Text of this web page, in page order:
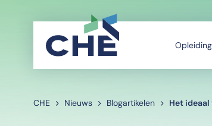
CHE Nieuws Blogartikelen Het